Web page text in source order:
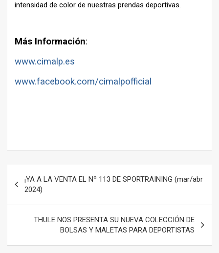
intensidad de color de nuestras prendas deportivas.
Más Información:
www.cimalp.es
www.facebook.com/cimalpofficial
de
entradas
¡YA A LA VENTA EL Nº 113 DE SPORTRAINING (mar/abr
2024)
THULE NOS PRESENTA SU NUEVA COLECCIÓN DE
BOLSAS Y MALETAS PARA DEPORTISTAS